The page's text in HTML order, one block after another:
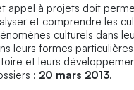
appel à projets doit
et comprendre les
culturels dans
leurs formes
et leurs
: 20 mars 2013.